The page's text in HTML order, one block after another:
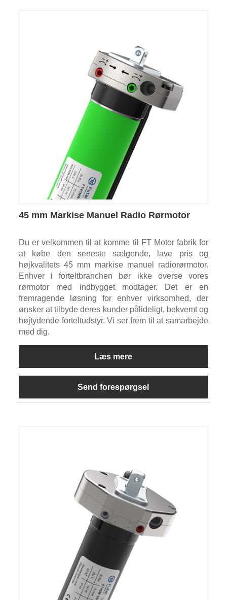
45 mm Markise Manuel Radio Rørmotor
Du er velkommen til at komme til FT Motor fabrik for
at købe den seneste sælgende, lave pris og
højkvalitets 45 mm markise manuel radiorørmotor.
Enhver i forteltbranchen bør ikke overse vores
rørmotor med indbygget modtager. Det er en
fremragende løsning for enhver virksomhed, der
ønsker at tilbyde deres kunder pålideligt, bekvemt og
højtydende forteltudstyr. Vi ser frem til at samarbejde
med dig.
Læs mere
Send forespørgsel